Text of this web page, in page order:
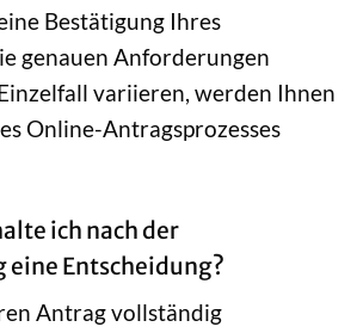
Bestätigung Ihres
genauen Anforderungen
variieren, werden Ihnen
Online-Antragsprozesses
ich nach der
Entscheidung?
Antrag vollständig